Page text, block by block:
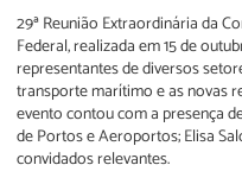
29ª Reunião Extraordinária da
Federal, realizada em 15 de
representantes de diversos
transporte marítimo e as novas
evento contou com a presença
de Portos e Aeroportos; Elisa
convidados relevantes.